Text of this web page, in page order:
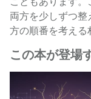
両方を少しずつ整
方の順番を考える
この本が登場